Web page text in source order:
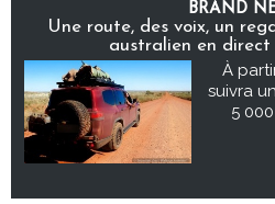
BRAND
Une route, des voix, un
australien en direct
À
suivra
5